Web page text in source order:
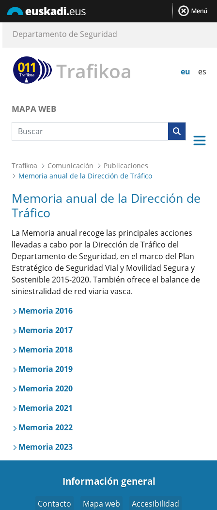
Trafikoa eu es
Departamento de Seguridad
MAPA WEB
Búsqueda web
Trafikoa Comunicación
Publicaciones
Memoria anual de la Dirección de Tráfico
Memoria anual de la Dirección de
Tráfico
La Memoria anual recoge las principales acciones
llevadas a cabo por la Dirección de Tráfico del
Departamento de Seguridad, en el marco del Plan
Estratégico de Seguridad Vial y Movilidad Segura y
Sostenible 2015-2020. También ofrece el balance de
siniestralidad de red viaria vasca.
Memoria 2016
Memoria 2017
Memoria 2018
Memoria 2019
Memoria 2020
Memoria 2021
Memoria 2022
Memoria 2023
Información general
Contacto Mapa web
Accesibilidad